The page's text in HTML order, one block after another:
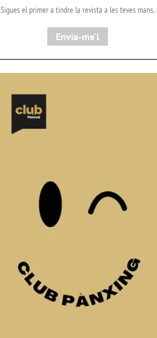
Sigues el primer a tindre la revista a les teves mans.
Envia-me'l